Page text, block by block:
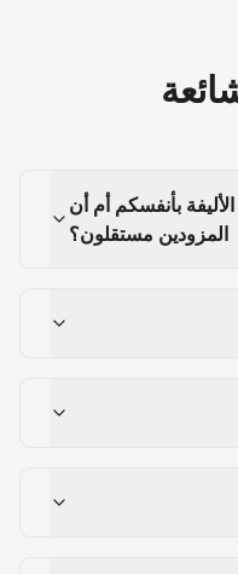
بأنفسكم أم أن
المزودين مستقلون؟